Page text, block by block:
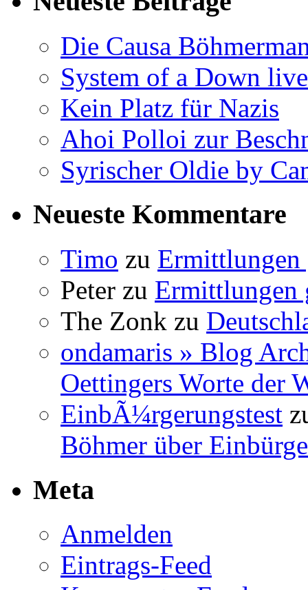
Die Causa
System of a Down
Kein Platz für Nazis
Ahoi Polloi zur
Syrischer Oldie by
Neueste Kommentare
Timo zu Ermittlungen
Peter zu Ermittlungen
The Zonk zu
ondamaris » Blog
Oettingers Worte der
EinbÃ¼rgerungstest
Böhmer über
Meta
Anmelden
Eintrags-Feed